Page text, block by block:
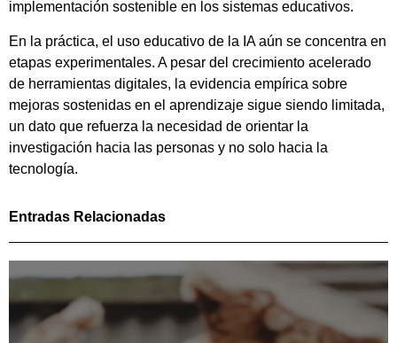
implementación sostenible en los sistemas educativos.
En la práctica, el uso educativo de la IA aún se concentra en
etapas experimentales. A pesar del crecimiento acelerado
de herramientas digitales, la evidencia empírica sobre
mejoras sostenidas en el aprendizaje sigue siendo limitada,
un dato que refuerza la necesidad de orientar la
investigación hacia las personas y no solo hacia la
tecnología.
Entradas Relacionadas